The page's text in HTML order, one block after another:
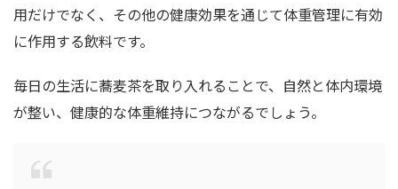
用だけでなく、その他の健康効果を通じて体重管理に有効
に作用する飲料です。
毎日の生活に蕎麦茶を取り入れることで、自然と体内環境
が整い、健康的な体重維持につながるでしょう。